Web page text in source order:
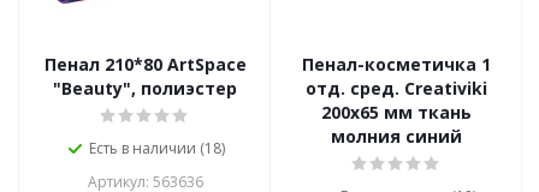
Пенал 210*80 ArtSpace
"Beauty", полиэстер
Есть в наличии (18)
Артикул: 563636
Пенал-косметичка 1
отд. сред. Creativiki
200х65 мм ткань
молния синий